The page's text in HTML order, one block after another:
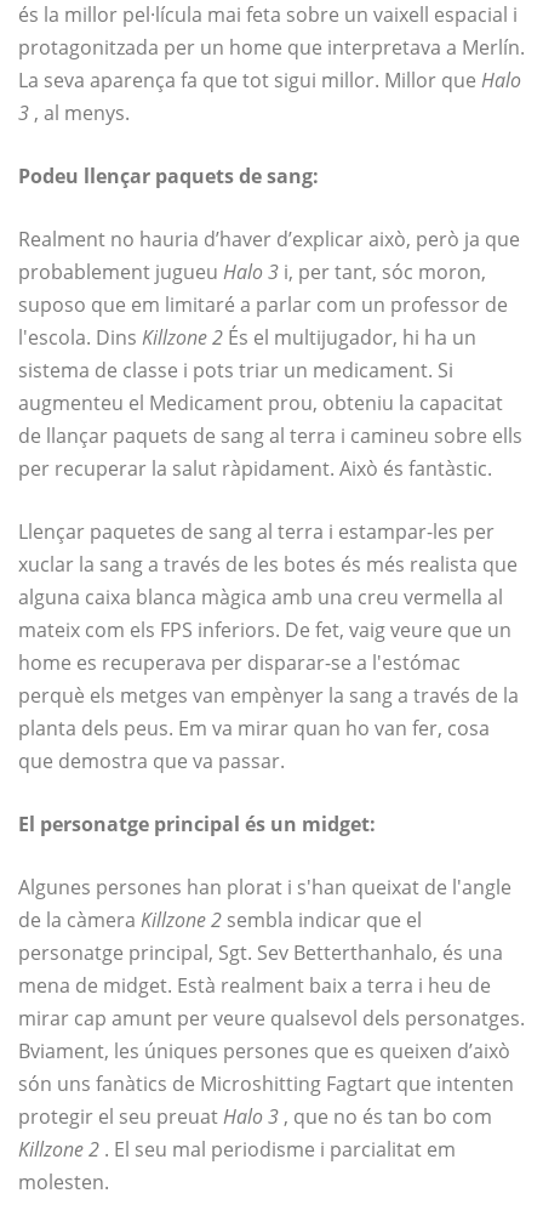
és la millor pel·lícula mai feta sobre un vaixell espacial i
protagonitzada per un home que interpretava a Merlín.
La seva aparença fa que tot sigui millor. Millor que Halo
3 , al menys.
Podeu llençar paquets de sang:
Realment no hauria d’haver d’explicar això, però ja que
probablement jugueu Halo 3 i, per tant, sóc moron,
suposo que em limitaré a parlar com un professor de
l'escola. Dins Killzone 2 És el multijugador, hi ha un
sistema de classe i pots triar un medicament. Si
augmenteu el Medicament prou, obteniu la capacitat
de llançar paquets de sang al terra i camineu sobre ells
per recuperar la salut ràpidament. Això és fantàstic.
Llençar paquetes de sang al terra i estampar-les per
xuclar la sang a través de les botes és més realista que
alguna caixa blanca màgica amb una creu vermella al
mateix com els FPS inferiors. De fet, vaig veure que un
home es recuperava per disparar-se a l'estómac
perquè els metges van empènyer la sang a través de la
planta dels peus. Em va mirar quan ho van fer, cosa
que demostra que va passar.
El personatge principal és un midget:
Algunes persones han plorat i s'han queixat de l'angle
de la càmera Killzone 2 sembla indicar que el
personatge principal, Sgt. Sev Betterthanhalo, és una
mena de midget. Està realment baix a terra i heu de
mirar cap amunt per veure qualsevol dels personatges.
Bviament, les úniques persones que es queixen d’això
són uns fanàtics de Microshitting Fagtart que intenten
protegir el seu preuatHalo 3 , que no és tan bo com
Killzone 2 . El seu mal periodisme i parcialitat em
molesten.